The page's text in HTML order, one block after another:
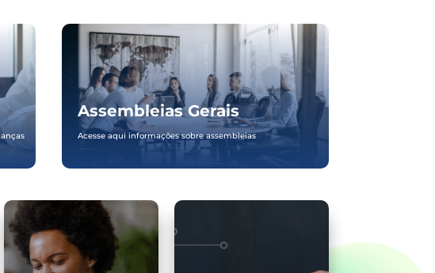
Assembleias Gerais
Acesse aqui informações sobre assembleias